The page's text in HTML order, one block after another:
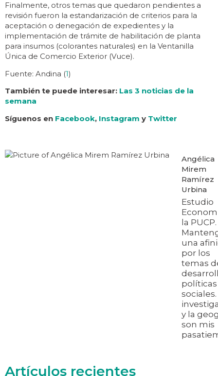
Finalmente, otros temas que quedaron pendientes a
revisión fueron la estandarización de criterios para la
aceptación o denegación de expedientes y la
implementación de trámite de habilitación de planta
para insumos (colorantes naturales) en la Ventanilla
Única de Comercio Exterior (Vuce).
Fuente: Andina (1)
También te puede interesar: Las 3 noticias de la
semana
Síguenos en Facebook, Instagram y Twitter
Angélica
Mirem
Ramírez
Urbina
Estudio
la PUCP.
una
por los
temas
políticas
sociales.
y la
son mis
Artículos recientes